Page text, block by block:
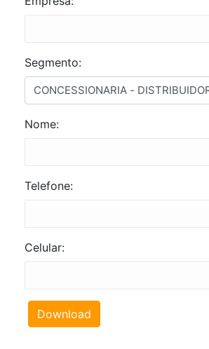
Segmento:
Nome:
Telefone:
Celular:
Download